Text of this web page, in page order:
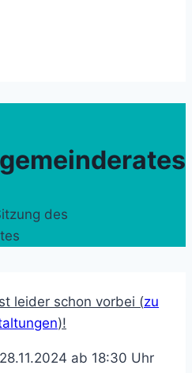
des
leider schon vorbei (zu
)!
ab 18:30 Uhr